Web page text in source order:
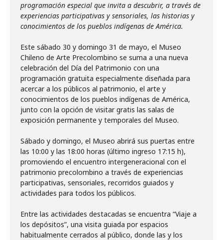
programación especial que invita a descubrir, a través de
experiencias participativas y sensoriales, las historias y
conocimientos de los pueblos indígenas de América.
Este sábado 30 y domingo 31 de mayo, el Museo
Chileno de Arte Precolombino se suma a una nueva
celebración del Día del Patrimonio con una
programación gratuita especialmente diseñada para
acercar a los públicos al patrimonio, el arte y
conocimientos de los pueblos indígenas de América,
junto con la opción de visitar gratis las salas de
exposición permanente y temporales del Museo.
Sábado y domingo, el Museo abrirá sus puertas entre
las 10:00 y las 18:00 horas (último ingreso 17:15 h),
promoviendo el encuentro intergeneracional con el
patrimonio precolombino a través de experiencias
participativas, sensoriales, recorridos guiados y
actividades para todos los públicos.
Entre las actividades destacadas se encuentra “Viaje a
los depósitos”, una visita guiada por espacios
habitualmente cerrados al público, donde las y los